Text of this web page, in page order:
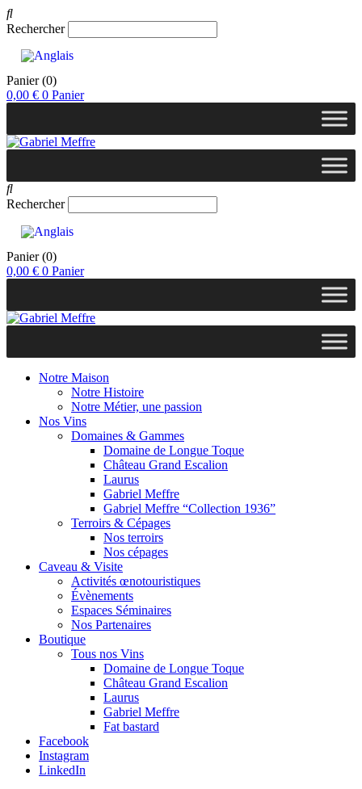
Rechercher
Panier (0)
0,00 € 0 Panier
Rechercher
Panier (0)
0,00 € 0 Panier
Notre Maison
Notre Histoire
Notre Métier, une passion
Nos Vins
Domaines & Gammes
Domaine de Longue Toque
Château Grand Escalion
Laurus
Gabriel Meffre
Gabriel Meffre “Collection 1936”
Terroirs & Cépages
Nos terroirs
Nos cépages
Caveau & Visite
Activités œnotouristiques
Évènements
Espaces Séminaires
Nos Partenaires
Boutique
Tous nos Vins
Domaine de Longue Toque
Château Grand Escalion
Laurus
Gabriel Meffre
Fat bastard
Facebook
Instagram
LinkedIn